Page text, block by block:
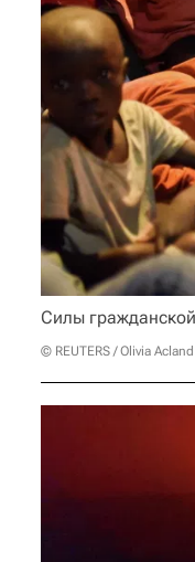
Силы
© REUTERS / Olivia Acland